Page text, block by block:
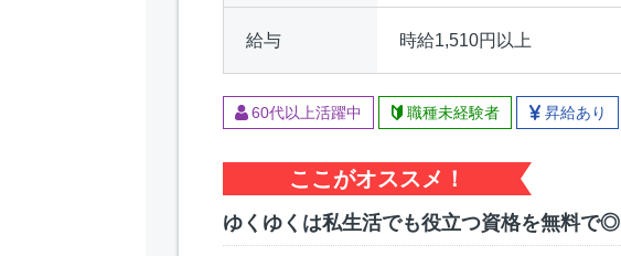
給与 時給1,510円以上
60代以上活躍中 職種未経験者 昇給あり
ここがオススメ！
ゆくゆくは私生活でも役立つ資格を無料で◎